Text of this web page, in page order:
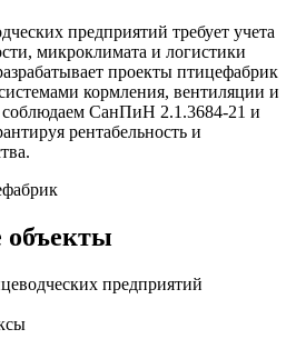
предприятий требует учета
микроклимата и логистики
проекты птицефабрик
кормления, вентиляции и
СанПиН 2.1.3684-21 и
рентабельность и
предприятий